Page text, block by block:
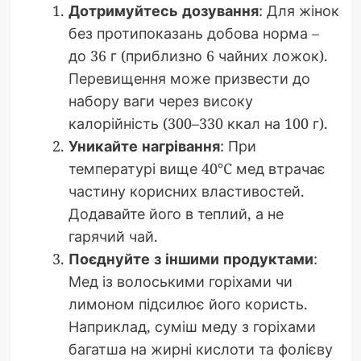
Дотримуйтесь дозування: Для жінок
без протипоказань добова норма –
до 36 г (приблизно 6 чайних ложок).
Перевищення може призвести до
набору ваги через високу
калорійність (300–330 ккал на 100 г).
Уникайте нагрівання: При
температурі вище 40°C мед втрачає
частину корисних властивостей.
Додавайте його в теплий, а не
гарячий чай.
Поєднуйте з іншими продуктами:
Мед із волоськими горіхами чи
лимоном підсилює його користь.
Наприклад, суміш меду з горіхами
багатша на жирні кислоти та фолієву